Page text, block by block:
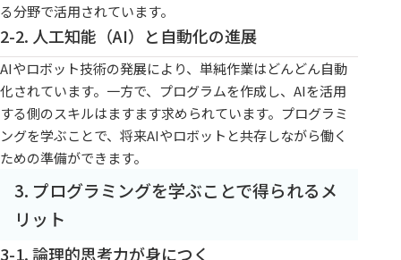
る分野で活用されています。
2-2. 人工知能（AI）と自動化の進展
AIやロボット技術の発展により、単純作業はどんどん自動
化されています。一方で、プログラムを作成し、AIを活用
する側のスキルはますます求められています。プログラミ
ングを学ぶことで、将来AIやロボットと共存しながら働く
ための準備ができます。
3. プログラミングを学ぶことで得られるメ
リット
3-1. 論理的思考力が身につく